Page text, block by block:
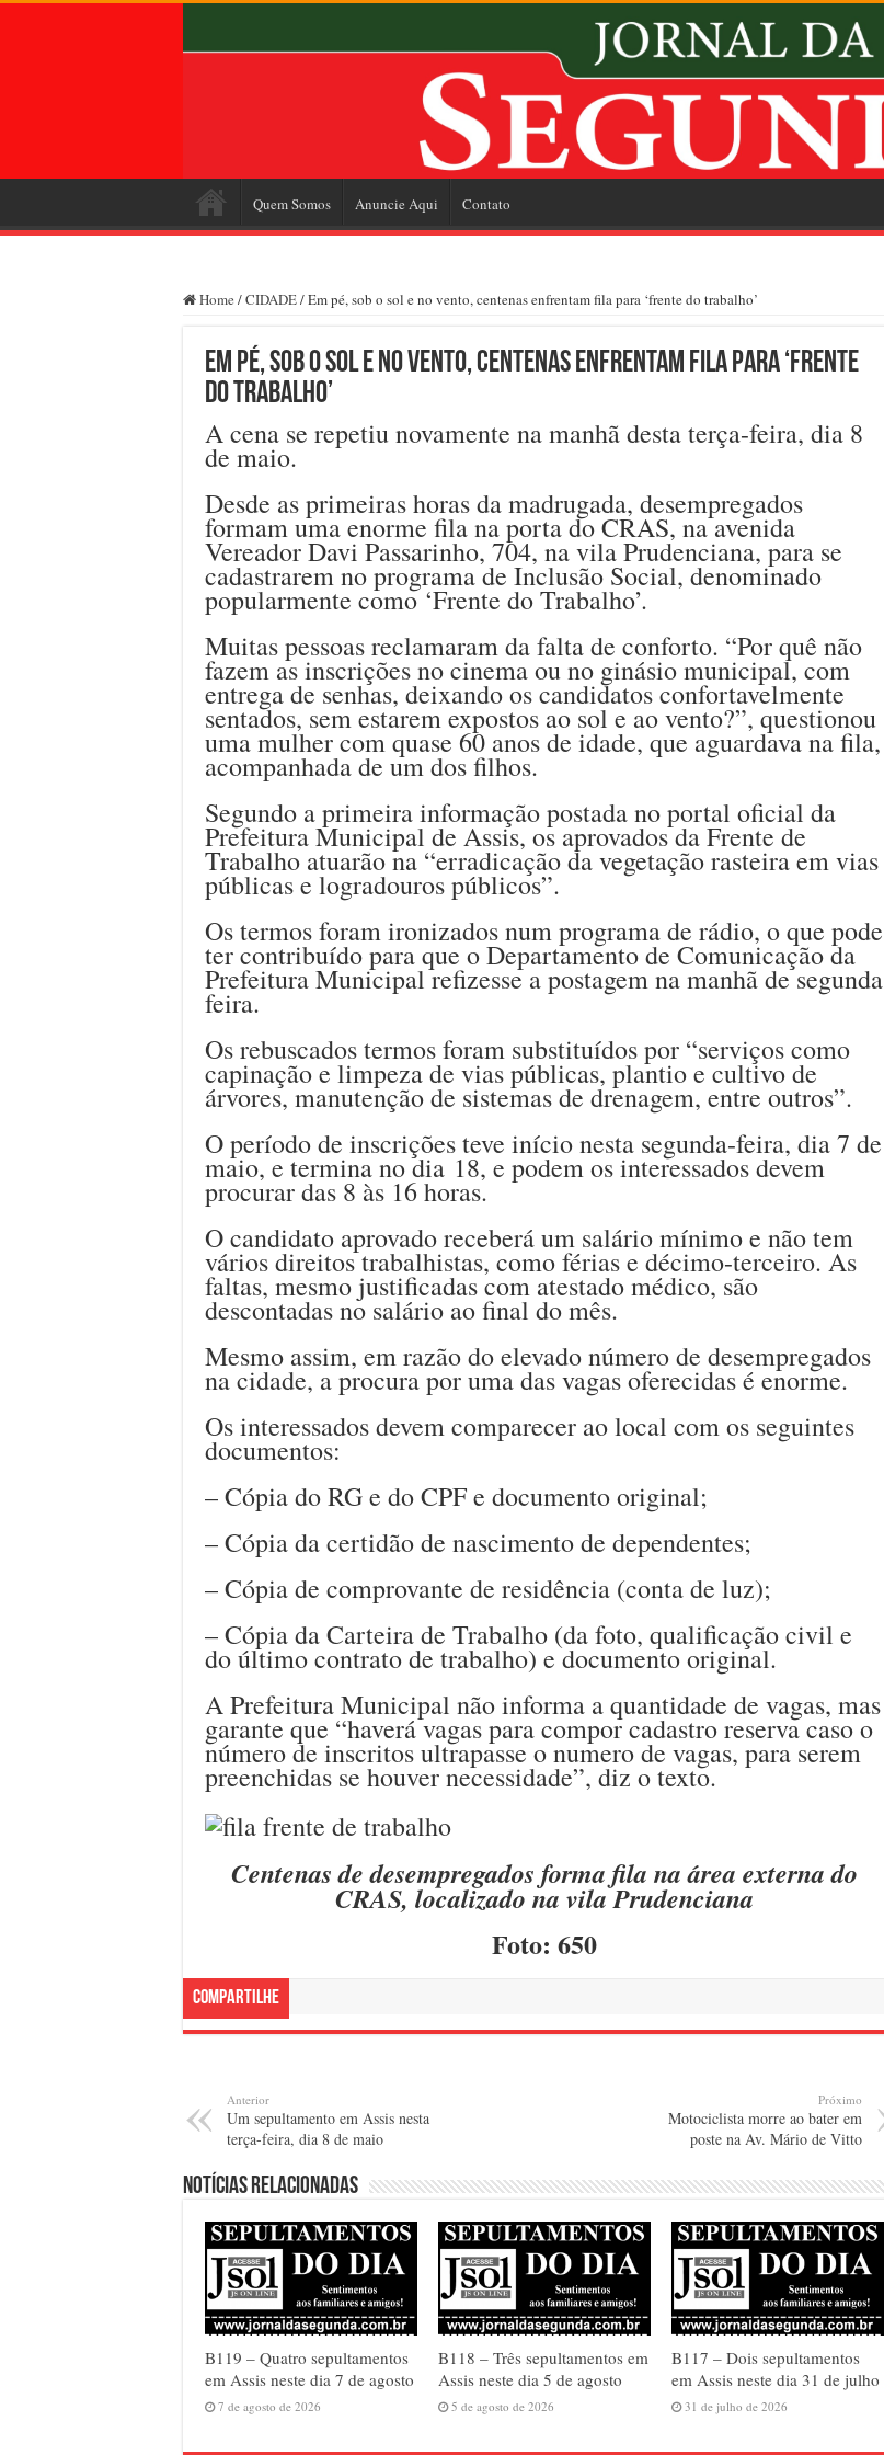
Quem Somos Anuncie Aqui Contato
Home /CIDADE/Em pé, sob o sol e no vento, centenas enfrentam fila para ‘frente do trabalho’
Em pé, sob o sol e no vento, centenas enfrentam fila para ‘frente
do trabalho’
A cena se repetiu novamente na manhã desta terça-feira, dia 8
de maio.
Desde as primeiras horas da madrugada, desempregados
formam uma enorme fila na porta do CRAS, na avenida
Vereador Davi Passarinho, 704, na vila Prudenciana, para se
cadastrarem no programa de Inclusão Social, denominado
popularmente como ‘Frente do Trabalho’.
Muitas pessoas reclamaram da falta de conforto. “Por quê não
fazem as inscrições no cinema ou no ginásio municipal, com
entrega de senhas, deixando os candidatos confortavelmente
sentados, sem estarem expostos ao sol e ao vento?”, questionou
uma mulher com quase 60 anos de idade, que aguardava na fila,
acompanhada de um dos filhos.
Segundo a primeira informação postada no portal oficial da
Prefeitura Municipal de Assis, os aprovados da Frente de
Trabalho atuarão na “erradicação da vegetação rasteira em vias
públicas e logradouros públicos”.
Os termos foram ironizados num programa de rádio, o que pode
ter contribuído para que o Departamento de Comunicação da
Prefeitura Municipal refizesse a postagem na manhã de segunda
feira.
Os rebuscados termos foram substituídos por “serviços como
capinação e limpeza de vias públicas, plantio e cultivo de
árvores, manutenção de sistemas de drenagem, entre outros”.
O período de inscrições teve início nesta segunda-feira, dia 7 de
maio, e termina no dia 18, e podem os interessados devem
procurar das 8 às 16 horas.
O candidato aprovado receberá um salário mínimo e não tem
vários direitos trabalhistas, como férias e décimo-terceiro. As
faltas, mesmo justificadas com atestado médico, são
descontadas no salário ao final do mês.
Mesmo assim, em razão do elevado número de desempregados
na cidade, a procura por uma das vagas oferecidas é enorme.
Os interessados devem comparecer ao local com os seguintes
documentos:
– Cópia do RG e do CPF e documento original;
– Cópia da certidão de nascimento de dependentes;
– Cópia de comprovante de residência (conta de luz);
– Cópia da Carteira de Trabalho (da foto, qualificação civil e
do último contrato de trabalho) e documento original.
A Prefeitura Municipal não informa a quantidade de vagas, mas
garante que “haverá vagas para compor cadastro reserva caso o
número de inscritos ultrapasse o numero de vagas, para serem
preenchidas se houver necessidade”, diz o texto.
Centenas de desempregados forma fila na área externa do
CRAS, localizado na vila Prudenciana
Foto: 650
Compartilhe
Anterior
Um sepultamento em Assis nesta
terça-feira, dia 8 de maio
Próximo
Motociclista morre ao bater em
poste na Av. Mário de Vitto
Notícias relacionadas
B119 – Quatro sepultamentos
em Assis neste dia 7 de agosto
7 de agosto de 2026
B118 – Três sepultamentos em
Assis neste dia 5 de agosto
5 de agosto de 2026
B117 – Dois sepultamentos
em Assis neste dia 31 de julho
31 de julho de 2026